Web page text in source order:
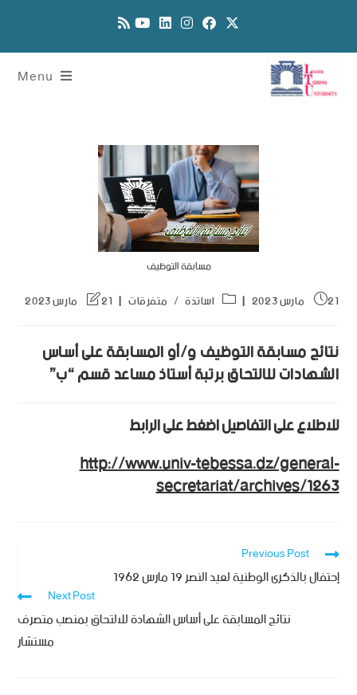
Menu
مسابقة التوظيف
21 مارس 2023 اساتذة / متفرقات 21 مارس 2023
نتائج مسابقة التوظيف و/أو المسابقة على أساس
الشهادات للالتحاق برتبة أستاذ مساعد قسم “ب”
للاطلاع على التفاصيل اضغط على الرابط
http://www.univ-tebessa.dz/general-
secretariat/archives/1263
Previous Post
إحتفال بالذكرى الوطنية لعيد النصر 19 مارس 1962
Next Post
نتائج المسابقة على أساس الشهادة للالتحاق بمنصب متصرف
مستشار